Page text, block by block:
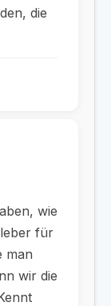
die
wie
für
man
wir die